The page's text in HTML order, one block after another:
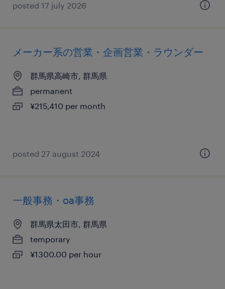
posted 17 july 2026
メーカー系の営業・企画営業・ラウンダー
群馬県高崎市, 群馬県
permanent
¥215,410 per month
posted 27 august 2024
一般事務・oa事務
群馬県太田市, 群馬県
temporary
¥1300.00 per hour